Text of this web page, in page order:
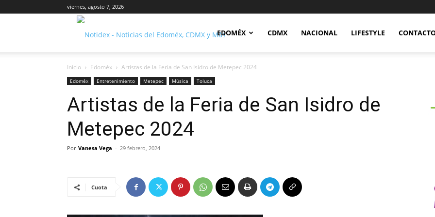
viernes, agosto 7, 2026
Notidex
EDOMÉX CDMX NACIONAL LIFESTYLE
Inicio Edoméx Artistas de la Feria de San Isidro de Metepec 2024
Edoméx Entretenimiento Metepec Música Toluca
Artistas de la Feria de San Isidro de
Metepec 2024
Por Vanesa Vega - 29 febrero, 2024
Cuota